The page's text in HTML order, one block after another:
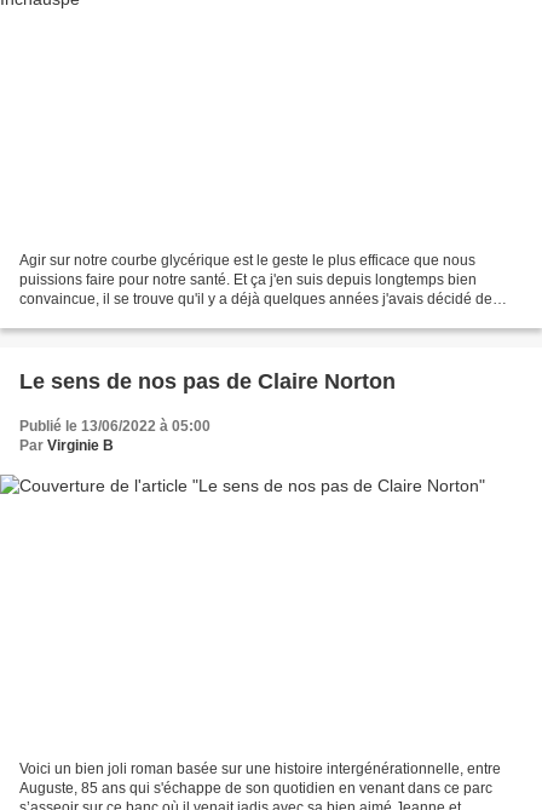
Agir sur notre courbe glycérique est le geste le plus efficace que nous
puissions faire pour notre santé. Et ça j'en suis depuis longtemps bien
convaincue, il se trouve qu'il y a déjà quelques années j'avais décidé de
Le sens de nos pas de Claire Norton
Publié le 13/06/2022 à 05:00
Par Virginie B
Voici un bien joli roman basée sur une histoire intergénérationnelle, entre
Auguste, 85 ans qui s'échappe de son quotidien en venant dans ce parc